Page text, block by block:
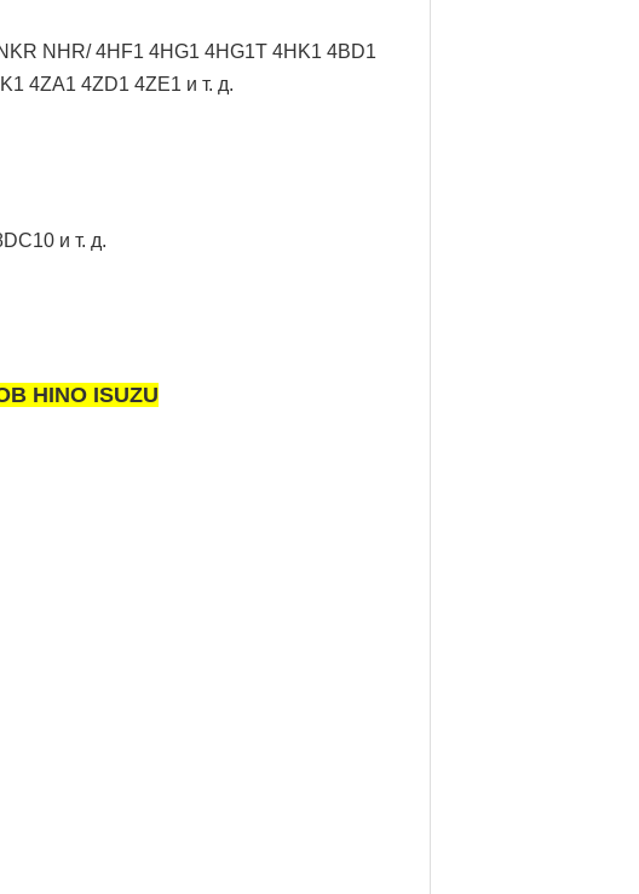
NHR/ 4HF1 4HG1 4HG1T 4HK1 4BD1
4ZA1 4ZD1 4ZE1 и т. д.
и т. д.
ISUZU